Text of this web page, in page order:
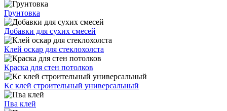
Грунтовка
Добавки для сухих смесей
Клей оскар для стеклохолста
Краска для стен потолков
Кс клей строительный универсальный
Пва клей